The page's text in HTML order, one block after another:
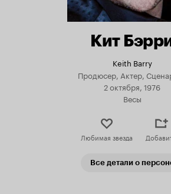
Кит
Keith Barry
Продюсер, Актер,
2 октября, 1976
Весы
Любимая звезда
Все детали о